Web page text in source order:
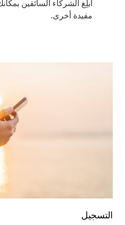
أبلِغ الشركاء السائقين
مفيدة أخرى.
التسجيل